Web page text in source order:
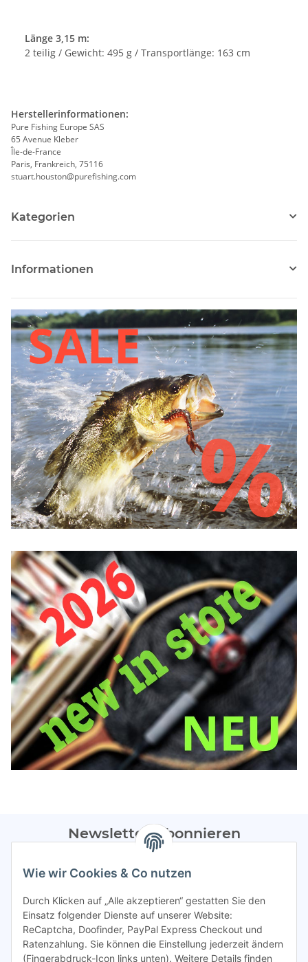
Länge 3,15 m:
2 teilig / Gewicht: 495 g / Transportlänge: 163 cm
Herstellerinformationen:
Pure Fishing Europe SAS
65 Avenue Kleber
Île-de-France
Paris, Frankreich, 75116
stuart.houston@purefishing.com
Kategorien
Informationen
Newsletter Abonnieren
Bitte sendet mir entsprechend eurer
regelmäßig Infos zu euren Aktionen per E-Mail zu.
Abonnieren
Spamschutz aktiv
Wie wir Cookies & Co nutzen
Durch Klicken auf „Alle akzeptieren“ gestatten Sie den
Einsatz folgender Dienste auf unserer Website:
ReCaptcha, Doofinder, PayPal Express Checkout und
Ratenzahlung. Sie können die Einstellung jederzeit ändern
(Fingerabdruck-Icon links unten). Weitere Details finden